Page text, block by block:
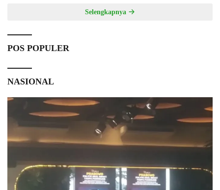
Selengkapnya
POS POPULER
NASIONAL